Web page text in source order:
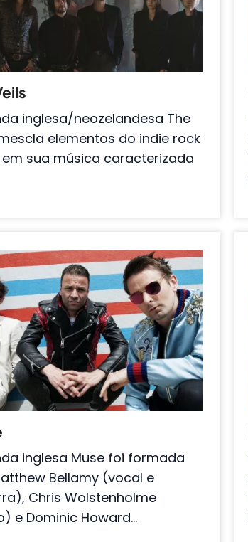
inglesa/neozelandesa The
elementos do indie rock
em sua música caracterizada
inglesa Muse foi formada
Bellamy (vocal e
Chris Wolstenholme
e Dominic Howard…